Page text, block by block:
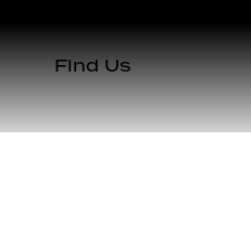
Find Us